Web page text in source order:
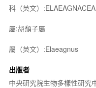
科（英文）
屬:胡頹子屬
屬（英文）:Elaeagnus
出版者
中央研究院生物多樣性研究